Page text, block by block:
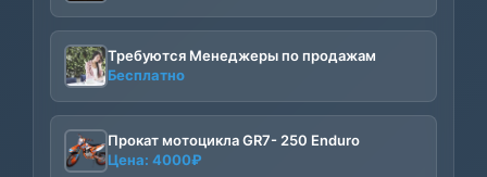
Требуются Менеджеры по продажам
Бесплатно
Прокат мотоцикла GR7- 250 Enduro
Цена: 4000₽